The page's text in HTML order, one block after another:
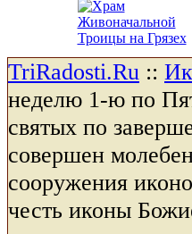
TriRadosti.Ru ::
неделю 1-ю по
святых по
совершен
сооружения
честь иконы